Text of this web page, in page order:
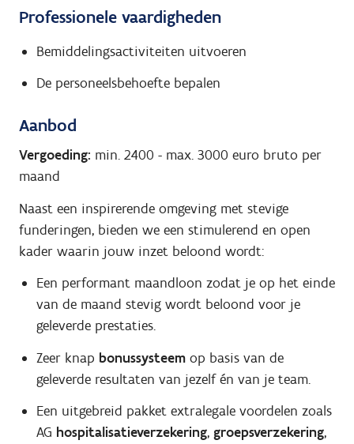
Professionele vaardigheden
Bemiddelingsactiviteiten uitvoeren
De personeelsbehoefte bepalen
Aanbod
Vergoeding: min. 2400 - max. 3000 euro bruto per
maand
Naast een inspirerende omgeving met stevige
funderingen, bieden we een stimulerend en open
kader waarin jouw inzet beloond wordt:
Een performant maandloon zodat je op het einde
van de maand stevig wordt beloond voor je
geleverde prestaties.
Zeer knap bonussysteem op basis van de
geleverde resultaten van jezelf én van je team.
Een uitgebreid pakket extralegale voordelen zoals
AG hospitalisatieverzekering, groepsverzekering,